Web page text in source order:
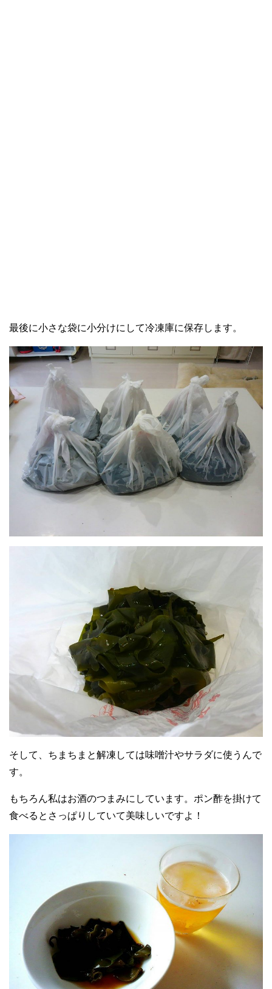
最後に小さな袋に小分けにして冷凍庫に保存します。
そして、ちまちまと解凍しては味噌汁やサラダに使うんで
す。
もちろん私はお酒のつまみにしています。ポン酢を掛けて
食べるとさっぱりしていて美味しいですよ！